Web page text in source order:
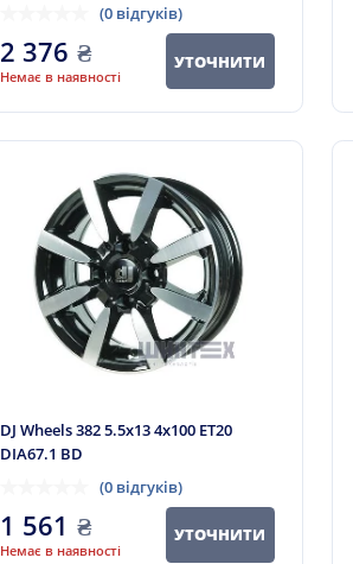
(0 відгуків)
2 376 ₴
Немає в наявності
УТОЧНИТИ
DJ Wheels 382 5.5x13 4x100 ET20
DIA67.1 BD
(0 відгуків)
1 561 ₴
Немає в наявності
УТОЧНИТИ